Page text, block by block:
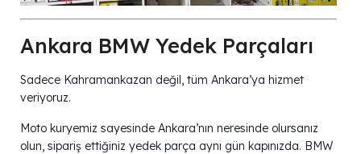
Ankara BMW Yedek Parçaları
Sadece Kahramankazan değil, tüm Ankara’ya hizmet
veriyoruz.
Moto kuryemiz sayesinde Ankara’nın neresinde olursanız
olun, sipariş ettiğiniz yedek parça aynı gün kapınızda. BMW